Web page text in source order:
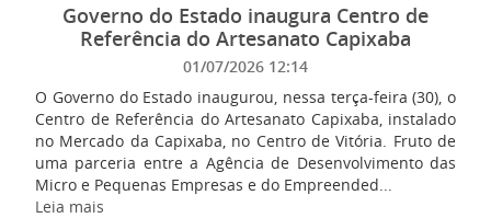
Governo do Estado inaugura Centro de
Referência do Artesanato Capixaba
01/07/2026 12:14
O Governo do Estado inaugurou, nessa terça-feira (30), o
Centro de Referência do Artesanato Capixaba, instalado
no Mercado da Capixaba, no Centro de Vitória. Fruto de
uma parceria entre a Agência de Desenvolvimento das
Micro e Pequenas Empresas e do Empreended...
Leia mais